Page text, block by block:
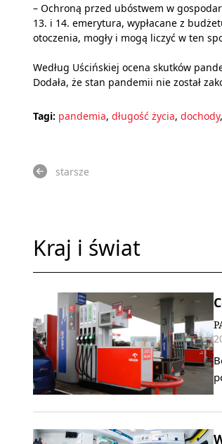
– Ochroną przed ubóstwem w
13. i 14. emerytura, wypłacane z
otoczenia, mogły i mogą liczyć w ten
Według Uścińskiej ocena skutków
Dodała, że stan pandemii nie został
Tagi: pandemia, długość życia, dochody,
starsze
Kraj i świat